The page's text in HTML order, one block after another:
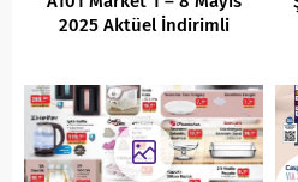
2025 Aktüel İndirimli